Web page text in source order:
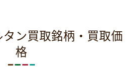
ン買取銘柄・買取価
格